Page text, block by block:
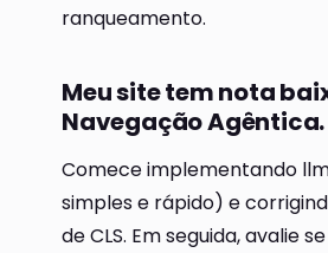
ranqueamento.
Meu site tem nota
Navegação Agêntica.
Comece implementando
simples e rápido) e
de CLS. Em seguida, avalie